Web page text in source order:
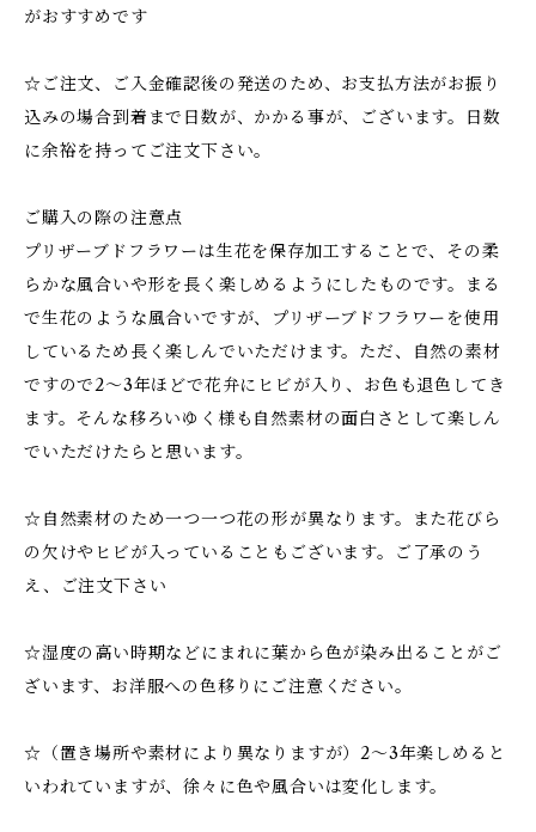
がおすすめです
☆ご注文、ご入金確認後の発送のため、お支払方法がお振り
込みの場合到着まで日数が、かかる事が、ございます。日数
に余裕を持ってご注文下さい。
ご購入の際の注意点
プリザーブドフラワーは生花を保存加工することで、その柔
らかな風合いや形を長く楽しめるようにしたものです。まる
で生花のような風合いですが、プリザーブドフラワーを使用
しているため長く楽しんでいただけます。ただ、自然の素材
ですので2～3年ほどで花弁にヒビが入り、お色も退色してき
ます。そんな移ろいゆく様も自然素材の面白さとして楽しん
でいただけたらと思います。
☆自然素材のため一つ一つ花の形が異なります。また花びら
の欠けやヒビが入っていることもございます。ご了承のう
え、ご注文下さい
☆湿度の高い時期などにまれに葉から色が染み出ることがご
ざいます、お洋服への色移りにご注意ください。
☆（置き場所や素材により異なりますが）2～3年楽しめると
いわれていますが、徐々に色や風合いは変化します。